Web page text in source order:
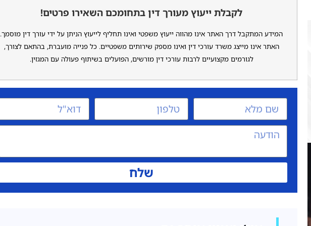
לקבלת ייעוץ מעורך דין בתחומכם השאירו פרטים!
המידע המתקבל דרך האתר אינו מהווה ייעוץ משפטי ואינו תחליף לייעוץ הניתן על ידי עורך דין מוסמך.
האתר אינו מייצג משרד עורכי דין ואינו מספק שירותים משפטיים. כל פנייה מועברת, בהתאם לצורך,
לגורמים מקצועיים לרבות עורכי דין מורשים, הפועלים בשיתוף פעולה עם המגזין.
שלח